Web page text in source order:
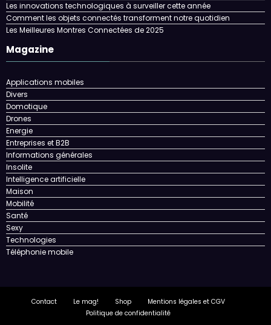
Les innovations technologiques à surveiller cette année
Comment les objets connectés transforment notre quotidien
Les Meilleures Montres Connectées de 2025
Magazine
Applications mobiles
Divers
Domotique
Drones
Energie
Entreprises et B2B
Informations générales
Insolite
Intelligence artificielle
Maison
Mobilité
Santé
Sexy
Technologies
Téléphonie mobile
Contact Le mag! Shop
Mentions légales et CGV
Politique de confidentialité